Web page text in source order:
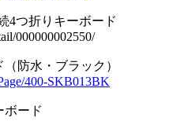
4つ折りキーボード
000000002550/
防水・ブラック）
400-SKB013BK
ボード